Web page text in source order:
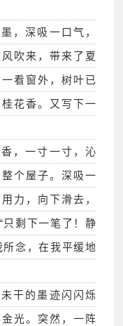
，深吸一口气，
吹来，带来了夏
看窗外，树叶已
花香。又写下一
，一寸一寸，沁
个屋子。深吸一
力，向下滑去，
剩下一笔了！静
念，在我平缓地
干的墨迹闪闪烁
光。突然，一阵